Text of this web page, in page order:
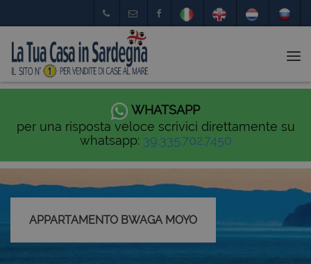
WHATSAPP
per una risposta veloce scrivici direttamente su
whatsapp: 39.335.702.7450
APPARTAMENTO BWAGA MOYO